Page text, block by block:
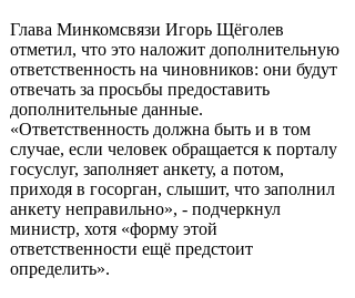
Глава Минкомсвязи Игорь Щёголев
отметил, что это наложит дополнительную
ответственность на чиновников: они будут
отвечать за просьбы предоставить
дополнительные данные.
«Ответственность должна быть и в том
случае, если человек обращается к порталу
госуслуг, заполняет анкету, а потом,
приходя в госорган, слышит, что заполнил
анкету неправильно», - подчеркнул
министр, хотя «форму этой
ответственности ещё предстоит
определить».